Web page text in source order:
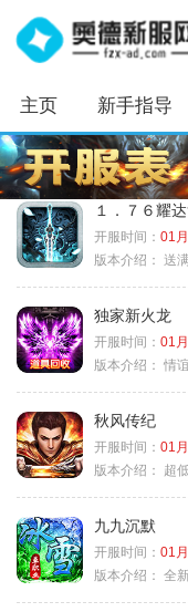
主页 新手指导
１．７６耀
开服时间： 01
版本介绍： 送
独家新火龙
开服时间： 01
版本介绍： 情
秋风传纪
开服时间： 01
版本介绍：
超
九九沉默
开服时间： 01
版本介绍： 全